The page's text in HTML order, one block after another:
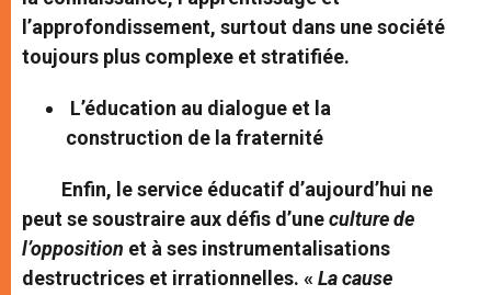
l’approfondissement, surtout dans une société
toujours plus complexe et stratifiée.
L’éducation au dialogue et la
construction de la fraternité
Enfin, le service éducatif d’aujourd’hui ne
peut se soustraire aux défis d’uneculture de
l’opposition et à ses instrumentalisations
destructrices et irrationnelles. « La cause